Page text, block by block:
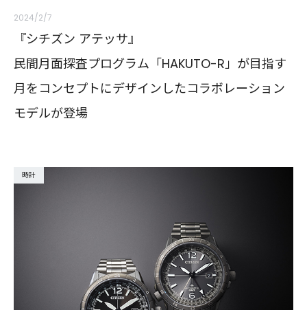
2024/2/7
『シチズン アテッサ』
民間月面探査プログラム「HAKUTO-R」が目指す
月をコンセプトにデザインしたコラボレーション
モデルが登場
時計